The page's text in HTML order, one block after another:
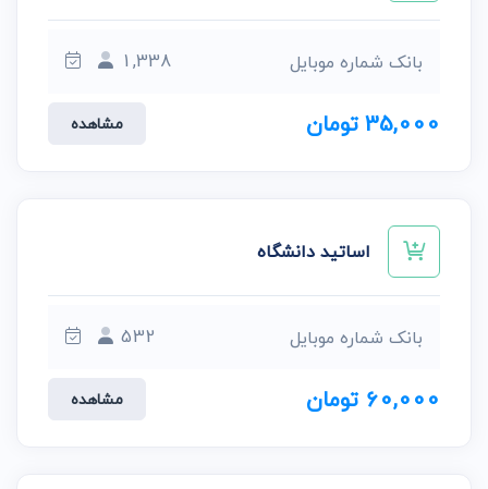
بانک شماره موبایل 1,338
35,000 تومان مشاهده
اساتید دانشگاه
بانک شماره موبایل 532
60,000 تومان مشاهده